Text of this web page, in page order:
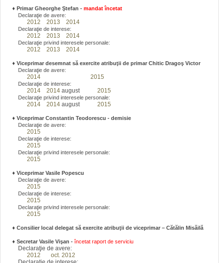
♦ Primar Gheorghe Ştefan - mandat încetat
Declaraţie de avere:
2012 2013 2014
Declaraţie de interese:
2012 2013 2014
Declaraţie privind interesele personale:
2012 2013 2014
♦ Viceprimar desemnat să exercite atribuţii de primar Chitic Dragoş Victor
Declaraţie de avere:
2014 2015
Declaraţie de interese:
2014 2014 august 2015
Declaraţie privind interesele personale:
2014 2014 august 2015
♦ Viceprimar Constantin Teodorescu - demisie
Declaraţie de avere:
2015
Declaraţie de interese:
2015
Declaraţie privind interesele personale:
2015
♦ Viceprimar Vasile Popescu
Declaraţie de avere:
2015
Declaraţie de interese:
2015
Declaraţie privind interesele personale:
2015
♦ Consilier local delegat să exercite atribuţii de viceprimar – Cătălin Misăilă
♦ Secretar Vasile Vişan - încetat raport de serviciu
Declaraţie de avere:
2012
oct. 2012